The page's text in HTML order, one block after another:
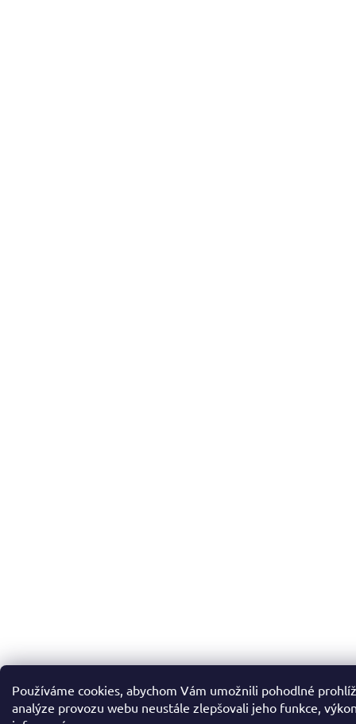
Používáme cookies, abychom Vám umožnili pohodlné
analýze provozu webu neustále zlepšovali jeho funkce,